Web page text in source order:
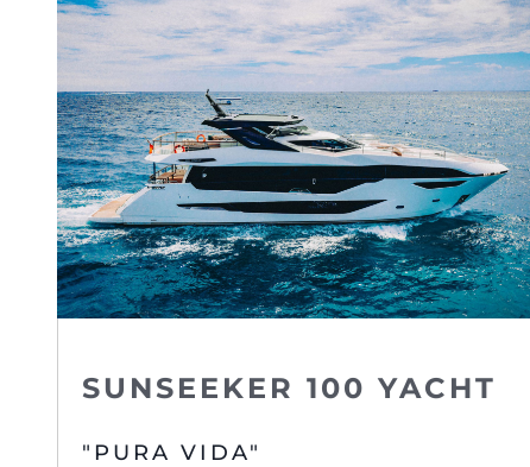
SUNSEEKER 100 YACHT
"PURA VIDA"